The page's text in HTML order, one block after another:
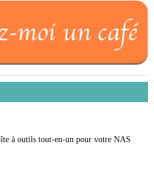
à outils tout-en-un pour votre NAS